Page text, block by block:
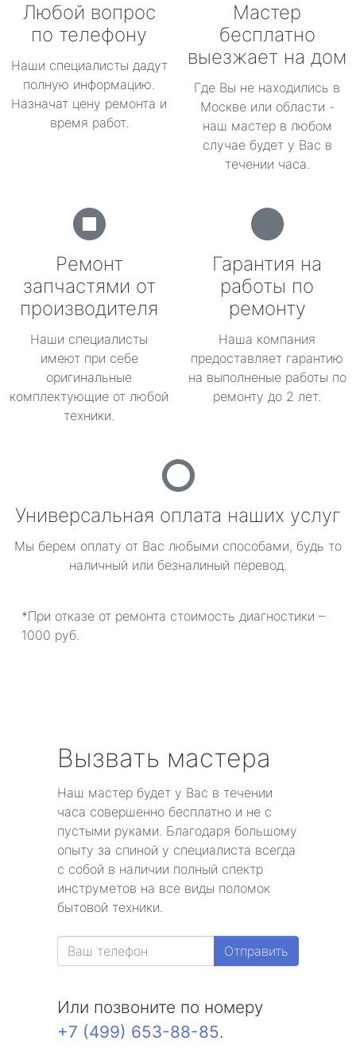
Любой вопрос
по телефону
Наши специалисты дадут
полную информацию.
Назначат цену ремонта и
время работ.
Мастер
бесплатно
выезжает на дом
Где Вы не находились в
Москве или области -
наш мастер в любом
случае будет у Вас в
течении часа.
Ремонт
запчастями от
производителя
Наши специалисты
имеют при себе
оригинальные
комплектующие от любой
техники.
Гарантия на
работы по
ремонту
Наша компания
предоставляет гарантию
на выполненые работы по
ремонту до 2 лет.
Универсальная оплата наших услуг
Мы берем оплату от Вас любыми способами, будь то
наличный или безналиный перевод.
*При отказе от ремонта стоимость диагностики –
1000 руб.
Вызвать мастера
Наш мастер будет у Вас в течении
часа совершенно бесплатно и не с
пустыми руками. Благодаря большому
опыту за спиной у специалиста всегда
с собой в наличии полный спектр
инструметов на все виды поломок
бытовой техники.
Отправить
Или позвоните по номеру
+7 (499) 653-88-85.